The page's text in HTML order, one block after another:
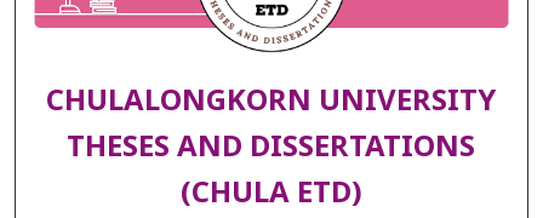
CHULALONGKORN UNIVERSITY
THESES AND DISSERTATIONS
(CHULA ETD)